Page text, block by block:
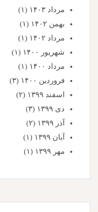
مرداد ۱۴۰۳
(۱)
بهمن ۱۴۰۲
(۱)
مرداد ۱۴۰۲
(۱)
شهریور ۱۴۰۰
(۱)
مرداد ۱۴۰۰
(۱)
فروردین ۱۴۰۰
(۳)
اسفند ۱۳۹۹
(۲)
دی ۱۳۹۹
(۳)
آذر ۱۳۹۹
(۲)
آبان ۱۳۹۹
(۱)
مهر ۱۳۹۹
(۱)